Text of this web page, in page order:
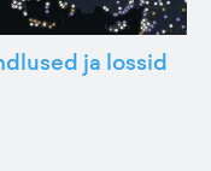
ja lossid